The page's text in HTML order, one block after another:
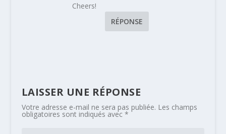
Cheers!
RÉPONSE
LAISSER UNE RÉPONSE
Votre adresse e-mail ne sera pas publiée. Les champs
obligatoires sont indiqués avec *